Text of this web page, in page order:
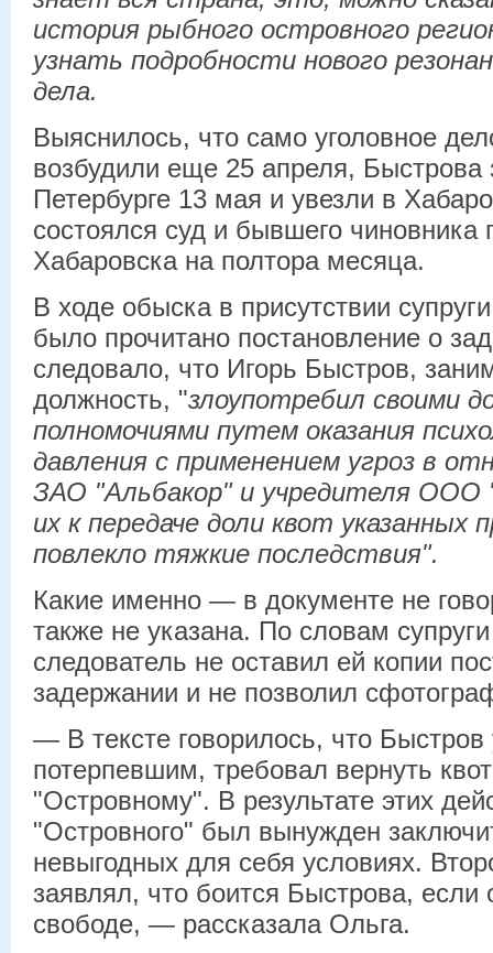
история рыбного островного
узнать подробности нового
дела.
Выяснилось, что само уголовное
возбудили еще 25 апреля, Быстрова
Петербурге 13 мая и увезли в
состоялся суд и бывшего
Хабаровска на полтора месяца.
В ходе обыска в присутствии
было прочитано постановление о
следовало, что Игорь Быстров,
должность, "злоупотребил своими
полномочиями путем оказания
давления с применением угроз в
ЗАО "Альбакор" и учредителя ООО
их к передаче доли квот указанных
повлекло тяжкие последствия".
Какие именно — в документе не
также не указана. По словам
следователь не оставил ей копии
задержании и не позволил
— В тексте говорилось, что Быстров
потерпевшим, требовал вернуть
"Островному". В результате этих
"Островного" был вынужден
невыгодных для себя условиях.
заявлял, что боится Быстрова, если
свободе, — рассказала Ольга.